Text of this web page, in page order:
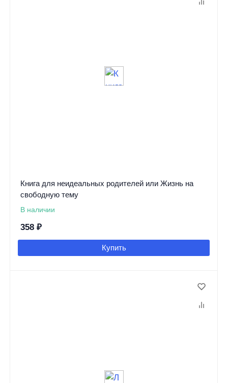
Книга для неидеальных родителей или Жизнь на
свободную тему
В наличии
358 ₽
Купить